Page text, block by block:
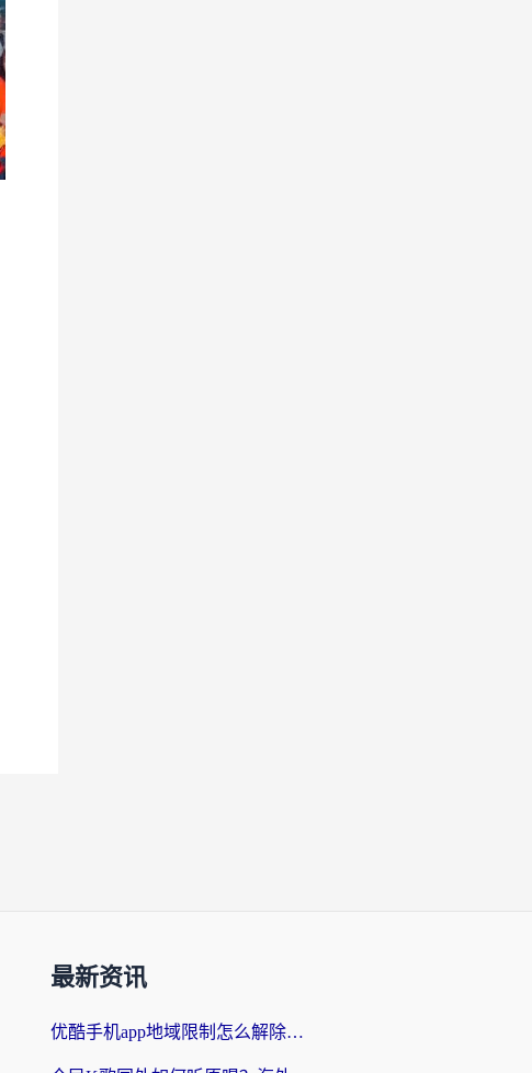
最新资讯
优酷手机app地域限制怎么解除？海外党亲测有效的追剧方案